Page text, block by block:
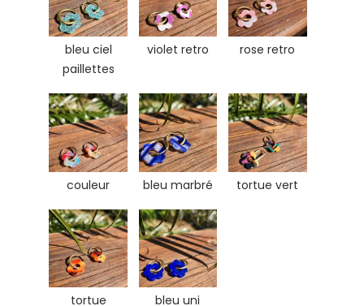
bleu ciel
paillettes
violet retro rose retro
couleur bleu marbré tortue vert
tortue
bleu uni